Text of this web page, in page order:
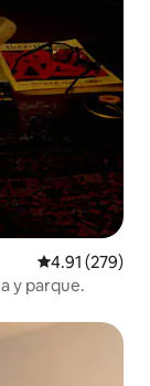
Calificación
4.91 (279)
y parque.